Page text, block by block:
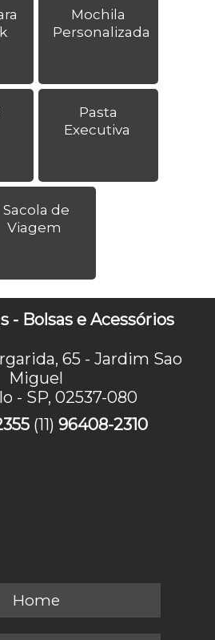
Mochila
Personalizada
Pasta
Executiva
Sacola de
Viagem
- Bolsas e Acessórios
65 - Jardim Sao
Miguel
- SP, 02537-080
(11) 96408-2310
Home